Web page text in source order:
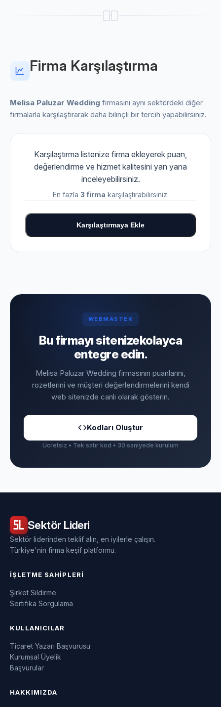
Firma Karşılaştırma
Melisa Paluzar Wedding firmasını aynı sektördeki diğer
firmalarla karşılaştırarak daha bilinçli bir tercih yapabilirsiniz.
Karşılaştırma listenize firma ekleyerek puan,
değerlendirme ve hizmet kalitesini yan yana
inceleyebilirsiniz.
En fazla 3 firma karşılaştırabilirsiniz.
Karşılaştırmaya Ekle
WEBMASTER
Bu firmayı sitenizekolayca
entegre edin.
Melisa Paluzar Wedding firmasının puanlarını,
rozetlerini ve müşteri değerlendirmelerini kendi
web sitenizde canlı olarak gösterin.
Kodları Oluştur
Ücretsiz • Tek satır kod • 30 saniyede kurulum
Sektör Lideri
Sektör liderinden teklif alın, en iyilerle çalışın.
Türkiye'nin firma keşif platformu.
İŞLETME SAHIPLERI
Şirket Sildirme
Sertifika Sorgulama
KULLANICILAR
Ticaret Yazarı Başvurusu
Kurumsal Üyelik
Başvurular
HAKKIMIZDA